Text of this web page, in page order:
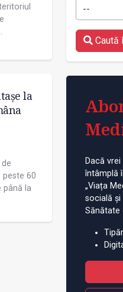
la
peste 60
până la
--
Caută
Dacă
întâmplă
„Viața
socială
Sănătate